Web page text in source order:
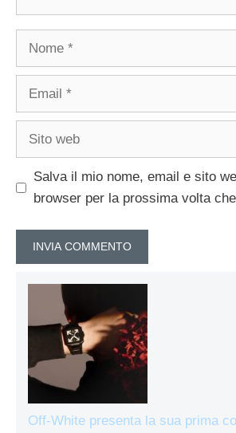
Nome
Email
Sito
Salva il mio nome, email e sito
browser per la prossima volta
Off-White presenta la sua prima